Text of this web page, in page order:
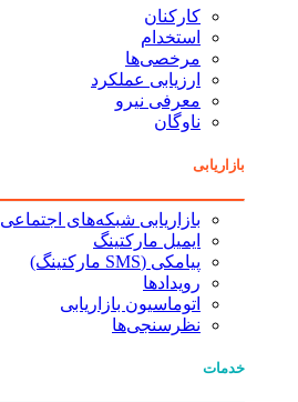
کارکنان
استخدام
مرخصی‌ها
ارزیابی عملکرد
معرفی نیرو
ناوگان
بازاریابی
بازاریابی شبکه‌های اجتماعی
ایمیل مارکتینگ
پیامکی (SMS مارکتینگ)
رویدادها
اتوماسیون بازاریابی
نظرسنجی‌ها
خدمات